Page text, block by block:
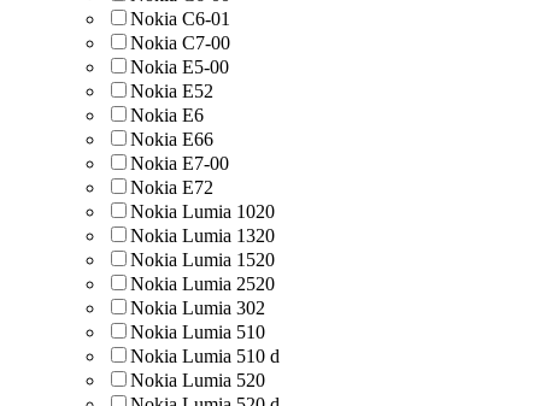
Nokia C6-01
Nokia C7-00
Nokia E5-00
Nokia E52
Nokia E6
Nokia E66
Nokia E7-00
Nokia E72
Nokia Lumia 1020
Nokia Lumia 1320
Nokia Lumia 1520
Nokia Lumia 2520
Nokia Lumia 302
Nokia Lumia 510
Nokia Lumia 510 d
Nokia Lumia 520